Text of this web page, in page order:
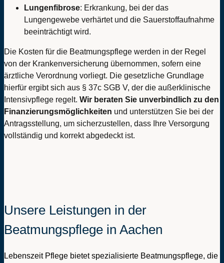
Lungenfibrose: Erkrankung, bei der das
Lungengewebe verhärtet und die Sauerstoffaufnahme
beeinträchtigt wird.
Die Kosten für die Beatmungspflege werden in der Regel
von der Krankenversicherung übernommen, sofern eine
ärztliche Verordnung vorliegt. Die gesetzliche Grundlage
hierfür ergibt sich aus § 37c SGB V, der die außerklinische
Intensivpflege regelt. Wir beraten Sie unverbindlich zu den
Finanzierungsmöglichkeiten und unterstützen Sie bei der
Antragsstellung, um sicherzustellen, dass Ihre Versorgung
vollständig und korrekt abgedeckt ist.
Unsere Leistungen in der
Beatmungspflege in Aachen
Lebenszeit Pflege bietet spezialisierte Beatmungspflege, die